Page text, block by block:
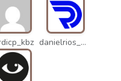
danielrios_mqb